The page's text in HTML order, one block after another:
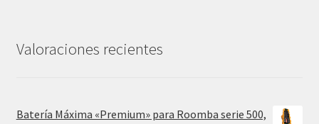
31,99€.
Valoraciones recientes
Batería Máxima «Premium» para Roomba serie 500,